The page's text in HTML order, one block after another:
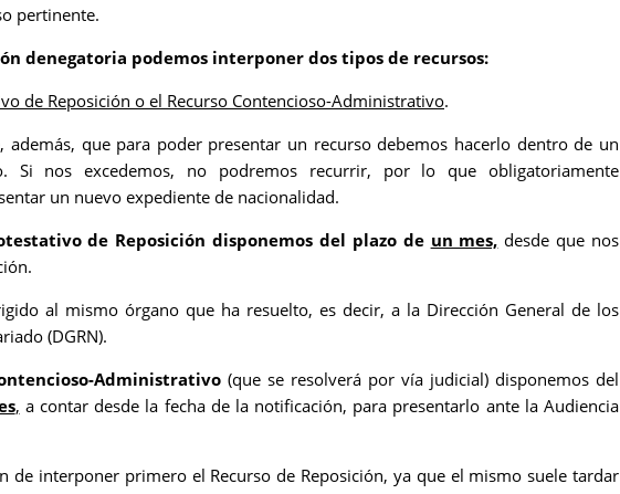
pertinente.
denegatoria podemos interponer dos tipos de recursos:
de Reposición o el Recurso Contencioso-Administrativo.
además, que para poder presentar un recurso debemos hacerlo dentro de un
Si nos excedemos, no podremos recurrir, por lo que obligatoriamente
un nuevo expediente de nacionalidad.
de Reposición disponemos del plazo de un mes, desde que nos
al mismo órgano que ha resuelto, es decir, a la Dirección General de los
(DGRN).
Administrativo (que se resolverá por vía judicial) disponemos del
, a contar desde la fecha de la notificación, para presentarlo ante la Audiencia
de interponer primero el Recurso de Reposición, ya que el mismo suele tardar